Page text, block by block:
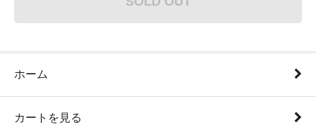
ホーム
カートを見る